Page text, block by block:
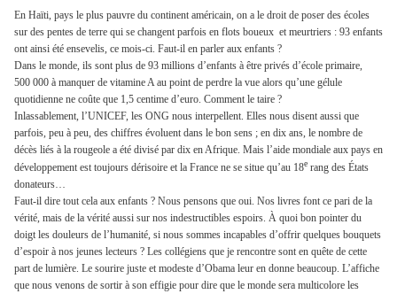
En Haïti, pays le plus pauvre du continent américain, on a le droit de poser des écoles
sur des pentes de terre qui se changent parfois en flots boueux et meurtriers : 93 enfants
ont ainsi été ensevelis, ce mois-ci. Faut-il en parler aux enfants ?
Dans le monde, ils sont plus de 93 millions d’enfants à être privés d’école primaire,
500 000 à manquer de vitamine A au point de perdre la vue alors qu’une gélule
quotidienne ne coûte que 1,5 centime d’euro. Comment le taire ?
Inlassablement, l’UNICEF, les ONG nous interpellent. Elles nous disent aussi que
parfois, peu à peu, des chiffres évoluent dans le bon sens ; en dix ans, le nombre de
décès liés à la rougeole a été divisé par dix en Afrique. Mais l’aide mondiale aux pays en
développement est toujours dérisoire et la France ne se situe qu’au 18e rang des États
donateurs…
Faut-il dire tout cela aux enfants ? Nous pensons que oui. Nos livres font ce pari de la
vérité, mais de la vérité aussi sur nos indestructibles espoirs. À quoi bon pointer du
doigt les douleurs de l’humanité, si nous sommes incapables d’offrir quelques bouquets
d’espoir à nos jeunes lecteurs ? Les collégiens que je rencontre sont en quête de cette
part de lumière. Le sourire juste et modeste d’Obama leur en donne beaucoup. L’affiche
que nous venons de sortir à son effigie pour dire que le monde sera multicolore les